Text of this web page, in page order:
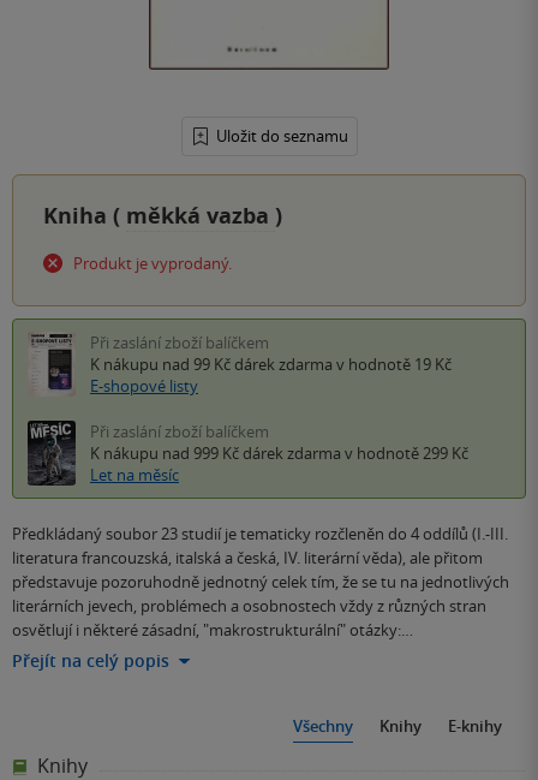
Uložit do seznamu
Kniha ( měkká vazba )
Produkt je vyprodaný.
Při zaslání zboží balíčkem
K nákupu nad 99 Kč dárek zdarma v hodnotě 19 Kč
E-shopové listy
Při zaslání zboží balíčkem
K nákupu nad 999 Kč dárek zdarma v hodnotě 299 Kč
Let na měsíc
Předkládaný soubor 23 studií je tematicky rozčleněn do 4 oddílů (I.-III.
literatura francouzská, italská a česká, IV. literární věda), ale přitom
představuje pozoruhodně jednotný celek tím, že se tu na jednotlivých
literárních jevech, problémech a osobnostech vždy z různých stran
osvětlují i některé zásadní, "makrostrukturální" otázky:…
Přejít na celý popis
Všechny Knihy E-knihy
Knihy